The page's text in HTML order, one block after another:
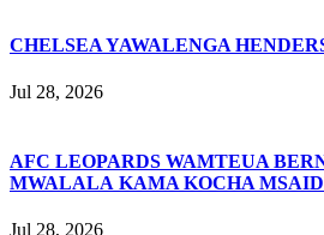
CHELSEA YAWALENGA
Jul 28, 2026
AFC LEOPARDS WAMTEUA
MWALALA KAMA KOCHA
Jul 28, 2026